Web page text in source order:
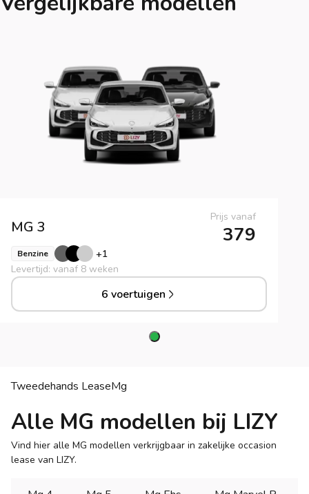
MG 3
Prijs vanaf
379
Benzine +1
Levertijd: vanaf 8 weken
6 voertuigen
Tweedehands LeaseMg
Alle MG modellen bij LIZY
Vind hier alle MG modellen verkrijgbaar in zakelijke occasion
lease van LIZY.